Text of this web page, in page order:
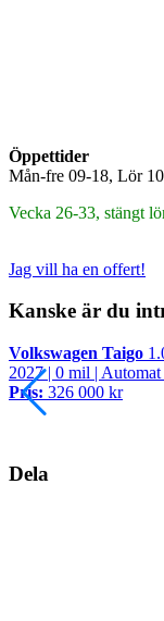
Öppettider
Mån-fre 09-18, Lör
Vecka 26-33, stängt
Jag vill ha en offert!
Kanske är du
Volkswagen Taigo
2027 | 0 mil | Automat
Pris: 326 000 kr
Dela